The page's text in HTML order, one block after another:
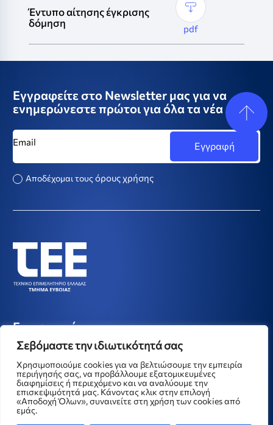
Σεβόμαστε την ιδιωτικότητά σας
Χρησιμοποιούμε cookies για να βελτιώσουμε την εμπειρία
περιήγησής σας, να προβάλλουμε εξατομικευμένες
διαφημίσεις ή περιεχόμενο και να αναλύουμε την
επισκεψιμότητά μας. Κάνοντας κλικ στην επιλογή
«Αποδοχή Όλων», συναινείτε στη χρήση των cookies από
εμάς.
Έντυπο αίτησης έγκρισης
δόμηση
Εγγραφείτε στο Newsletter μας για να
ενημερώνεστε πρώτοι για όλα τα νέα μας
Αποδέχομαι τουςόρους χρήσης
Επικοινωνία
ΤΕΕ Ευβοίας
Πληροφορίες